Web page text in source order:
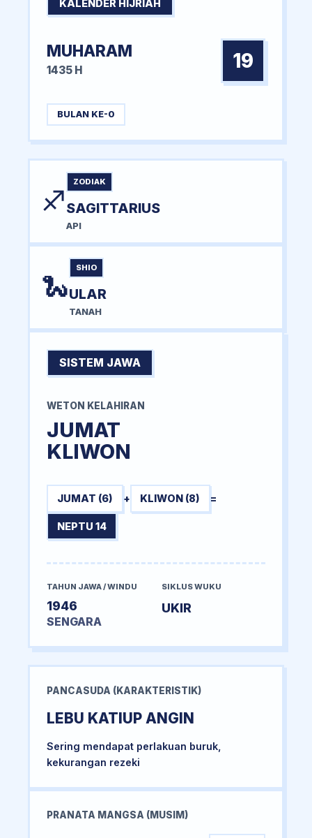
KALENDER HIJRIAH
MUHARAM
1435 H 19
BULAN KE-0
♐
ZODIAK
SAGITTARIUS
API
🐍
SHIO
ULAR
TANAH
SISTEM JAWA
WETON KELAHIRAN
JUMAT
KLIWON
JUMAT (6) + KLIWON (8) =
NEPTU 14
TAHUN JAWA / WINDU
1946
SENGARA
SIKLUS WUKU
UKIR
PANCASUDA (KARAKTERISTIK)
LEBU KATIUP ANGIN
Sering mendapat perlakuan buruk,
kekurangan rezeki
PRANATA MANGSA (MUSIM)